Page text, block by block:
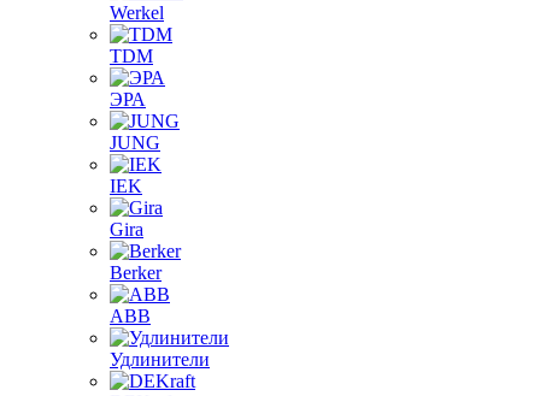
Werkel
TDM
ЭРА
JUNG
IEK
Gira
Berker
ABB
Удлинители